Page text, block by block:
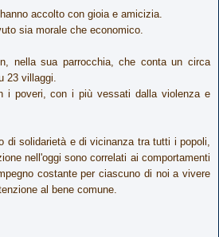
accolto con gioia e amicizia.
sia morale che economico.
nella sua parrocchia, che conta un circa
23 villaggi.
i poveri, con i più vessati dalla violenza e
di solidarietà e di vicinanza tra tutti i popoli,
nell'oggi sono correlati ai comportamenti
costante per ciascuno di noi a vivere
al bene comune.